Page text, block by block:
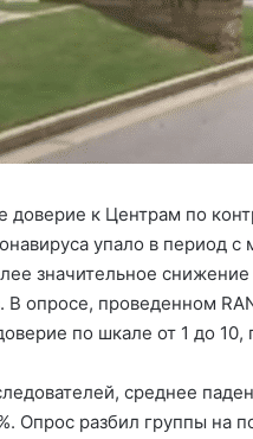
доверие к Центрам по
упало в период с
значительное
В опросе, проведенном
по шкале от 1 до
среднее
Опрос разбил группы на